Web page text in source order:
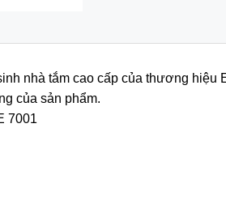
nhà tắm cao cấp của thương
của sản phẩm.
7001